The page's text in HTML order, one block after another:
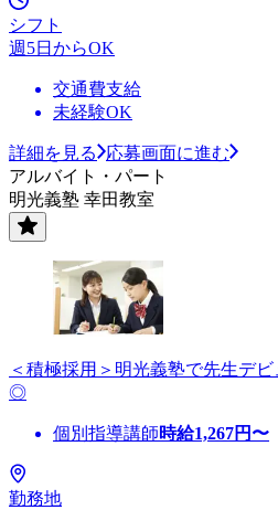
シフト
週5日からOK
交通費支給
未経験OK
詳細を見る
応募画面に進む
アルバイト・パート
明光義塾 幸田教室
＜積極採用＞明光義塾で先生デ
◎
個別指導講師時給1,267円〜
勤務地